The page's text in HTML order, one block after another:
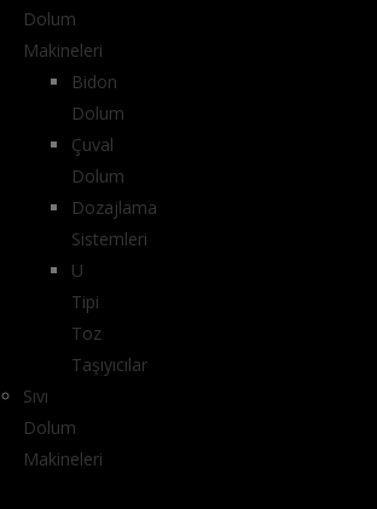
Dolum
Makineleri
Bidon
Dolum
Çuval
Dolum
Dozajlama
Sistemleri
U
Tipi
Toz
Taşıyıcılar
Sıvı
Dolum
Makineleri